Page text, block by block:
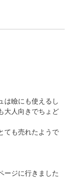
は瞼にも使えるし
大人向きでちょど
ても売れたようで
ージに行きました